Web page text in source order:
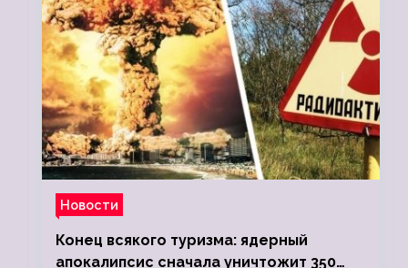
Новости
Конец всякого туризма: ядерный
апокалипсис сначала уничтожит 350